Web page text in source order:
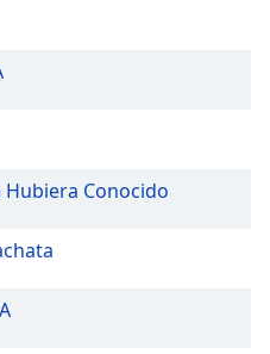
Hubiera Conocido